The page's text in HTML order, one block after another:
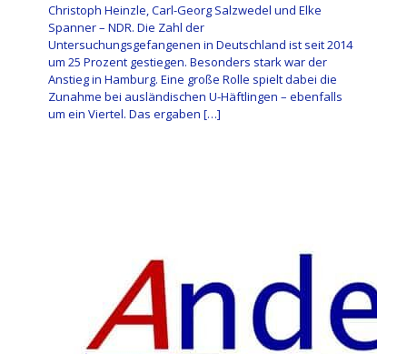
Christoph Heinzle, Carl-Georg Salzwedel und Elke
Spanner – NDR. Die Zahl der
Untersuchungsgefangenen in Deutschland ist seit 2014
um 25 Prozent gestiegen. Besonders stark war der
Anstieg in Hamburg. Eine große Rolle spielt dabei die
Zunahme bei ausländischen U-Häftlingen – ebenfalls
um ein Viertel. Das ergaben […]